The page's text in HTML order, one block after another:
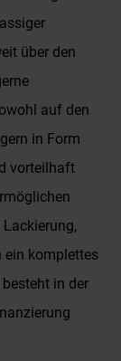
über den
auf den
in Form
vorteilhaft
ein komplettes
in der